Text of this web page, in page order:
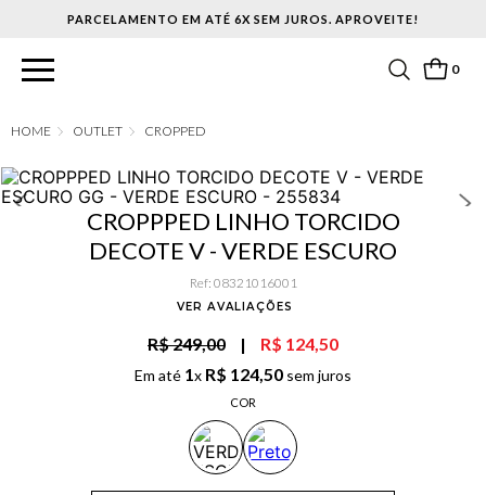
PARCELAMENTO EM ATÉ 6X SEM JUROS. APROVEITE!
0
OUTLET CROPPED
CROPPPED LINHO TORCIDO
DECOTE V - VERDE ESCURO
Ref: 08321016001
VER AVALIAÇÕES
R$ 249,00 | R$ 124,50
Em até 1x R$ 124,50 sem juros
COR